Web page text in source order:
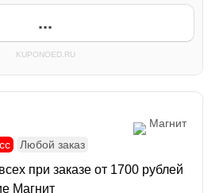
...
KUPONOED.RU
Магнит
Любой заказ
при заказе от 1700 рублей
Магнит